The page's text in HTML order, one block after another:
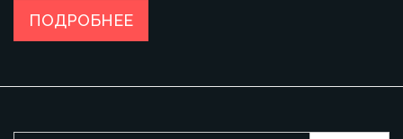
прослужит долго. Поговорим об особенностях сборки и
регулярных лайфхаках для тех, кто ждёт от кухни больше
ПОДРОБНЕЕ